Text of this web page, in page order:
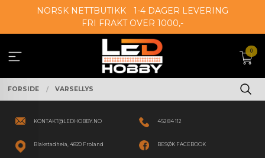
NORSK NETTBUTIKK
1-4 DAGER LEVERING
FRI FRAKT OVER 1000,-
0
FORSIDE VARSELLYS
KONTAKT@LEDHOBBY.NO 452 84 112
Blakstadheia, 4820 Froland BESØK FACEBOOK